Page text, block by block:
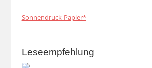
Sonnendruck-Papier*
Leseempfehlung